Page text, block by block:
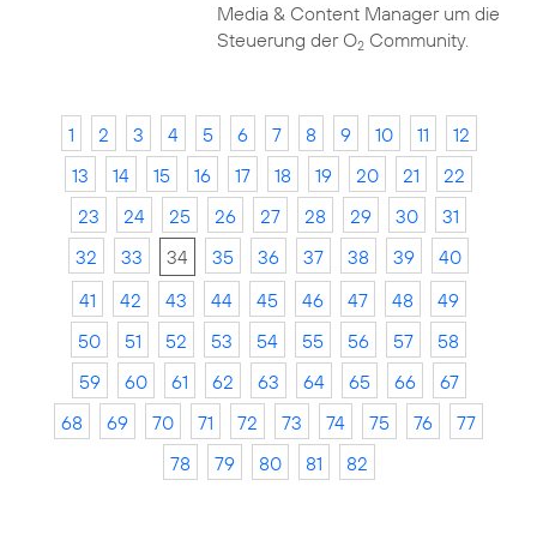
Media & Content Manager um die
Steuerung der O2Community.
1 2 3 4 5 6 7 8 9 10 11
12
13
14 15 16 17 18 19 20 21
22
23
24 25 26 27 28 29 30
31
32
33 34 35 36 37 38 39
40
41
42 43 44 45 46 47 48
49
50
51 52 53 54 55 56 57
58
59
60 61 62 63 64 65 66
67
68
69 70 71 72 73 74 75 76
77
78
79 80 81 82